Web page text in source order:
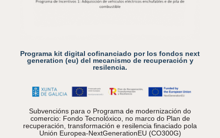
Programa kit digital cofinanciado por los fondos next
generation (eu) del mecanismo de recuperación y
resilencia.
Subvencións para o Programa de modernización do
comercio: Fondo Tecnolóxico, no marco do Plan de
recuperación, transformación e resilencia finaciado pola
Unión Europea-NextGenerationEU (CO300G)